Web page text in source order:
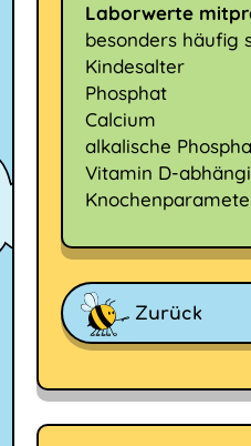
Laborwerte
besonders häufig
Kindesalter
Phosphat
Calcium
alkalische
Vitamin D-
Zurück